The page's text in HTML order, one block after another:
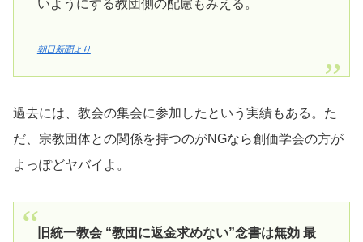
いようにする教団側の配慮もみえる。
朝日新聞より
過去には、教会の集会に参加したという実績もある。た
だ、宗教団体との関係を持つのがNGなら創価学会の方が
よっぽどヤバイよ。
旧統一教会 “教団に返金求めない”念書は無効 最